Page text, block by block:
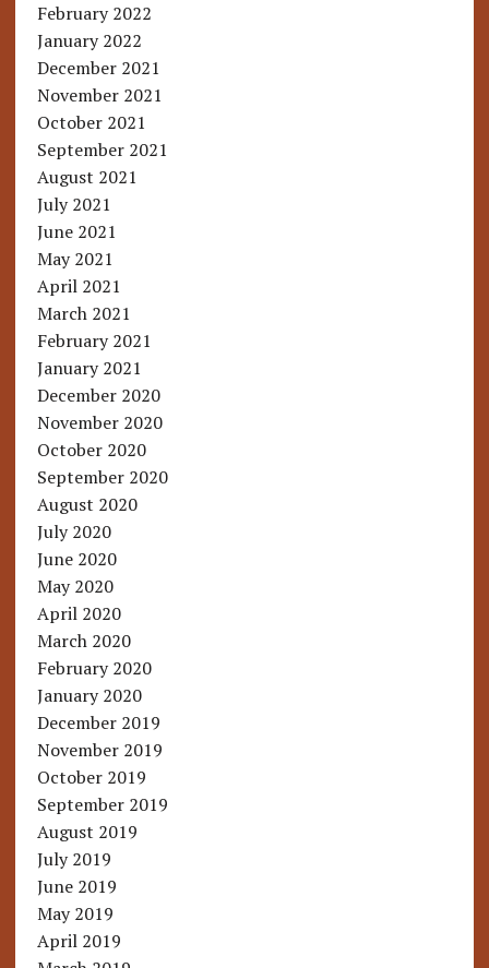
February 2022
January 2022
December 2021
November 2021
October 2021
September 2021
August 2021
July 2021
June 2021
May 2021
April 2021
March 2021
February 2021
January 2021
December 2020
November 2020
October 2020
September 2020
August 2020
July 2020
June 2020
May 2020
April 2020
March 2020
February 2020
January 2020
December 2019
November 2019
October 2019
September 2019
August 2019
July 2019
June 2019
May 2019
April 2019